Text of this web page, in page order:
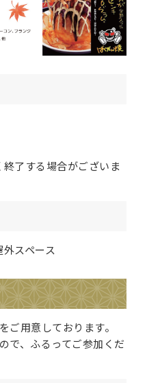
了する場合がございま
スペース
ご用意しております。
で、ふるってご参加くだ